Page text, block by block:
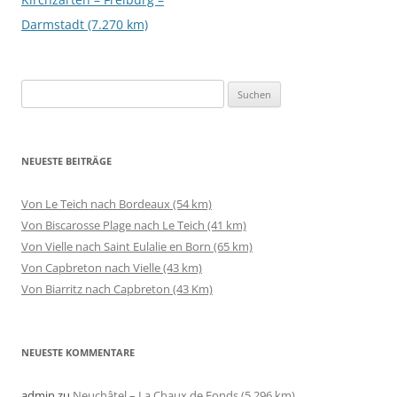
Darmstadt (7.270 km)
nach:
NEUESTE BEITRÄGE
Von Le Teich nach Bordeaux (54 km)
Von Biscarosse Plage nach Le Teich (41 km)
Von Vielle nach Saint Eulalie en Born (65 km)
Von Capbreton nach Vielle (43 km)
Von Biarritz nach Capbreton (43 Km)
NEUESTE KOMMENTARE